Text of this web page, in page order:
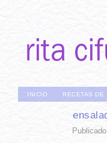
INICIO RECETAS DE